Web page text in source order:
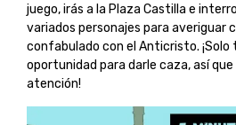
juego, irás a la Plaza Castilla e
variados personajes para averiguar
confabulado con el Anticristo. ¡Solo
oportunidad para darle caza, así
atención!